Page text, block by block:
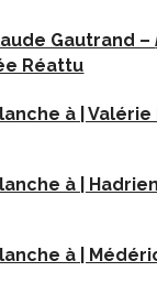
Gautrand –
Réattu
à | Valérie
à |
à |